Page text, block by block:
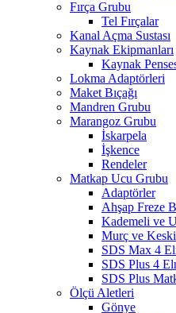
Fırça Grubu
Tel Fırçalar
Kanal Açma Sustası
Kaynak Ekipmanları
Kaynak
Lokma Adaptörleri
Maket Bıçağı
Mandren Grubu
Marangoz Grubu
İskarpela
İşkence
Rendeler
Matkap Ucu Grubu
Adaptörler
Ahşap Freze
Kademeli ve
Murç ve
SDS Max 4
SDS Plus 4
SDS Plus
Ölçü Aletleri
Gönye